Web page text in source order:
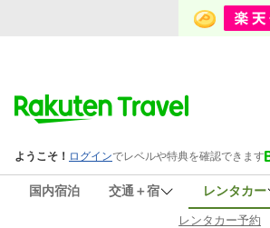
国内宿泊 交通＋宿 レンタカー
レンタカー予約